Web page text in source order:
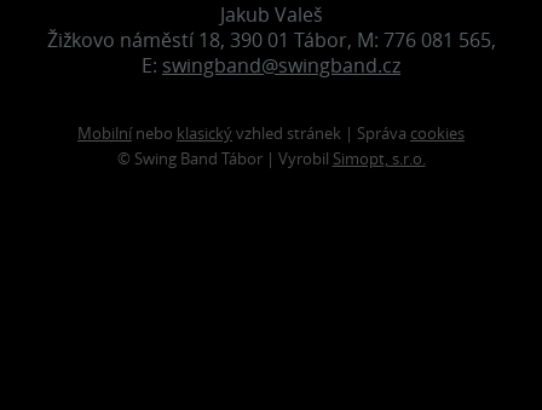
Jakub Valeš
Žižkovo náměstí 18, 390 01 Tábor, M: 776 081 565,
E: swingband@swingband.cz
Mobilní nebo klasickývzhled stránek | Správa cookies
© Swing Band Tábor | Vyrobil Simopt, s.r.o.